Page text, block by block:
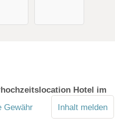
Hotel im
Gewähr Inhalt melden